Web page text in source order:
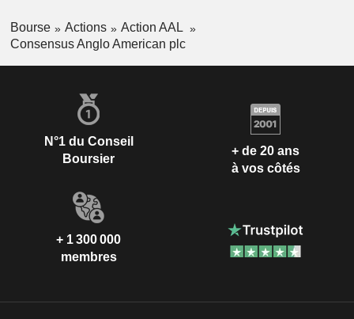
Bourse Actions
Action AAL
Consensus Anglo American plc
N°1 du Conseil
Boursier
+ de 20 ans
à vos côtés
+ 1 300 000
membres